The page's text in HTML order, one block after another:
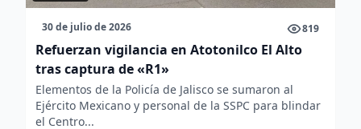
30 de julio de 2026 819
Refuerzan vigilancia en Atotonilco El Alto
tras captura de «R1»
Elementos de la Policía de Jalisco se sumaron al
Ejército Mexicano y personal de la SSPC para blindar
el Centro...